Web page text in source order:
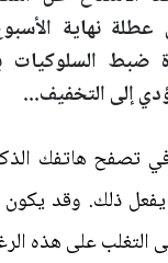
عطلة نهاية
ضبط السلوكيات
إلى التخفيف...
تصفح هاتفك
ذلك. وقد يكون
على هذه